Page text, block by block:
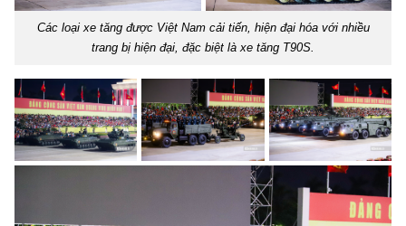
Các loại xe tăng được Việt Nam cải tiến, hiện đại hóa với nhiều
trang bị hiện đại, đặc biệt là xe tăng T90S.